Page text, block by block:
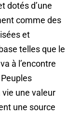
dotés d’une
comme des
et
telles que le
à l’encontre
une valeur
une source